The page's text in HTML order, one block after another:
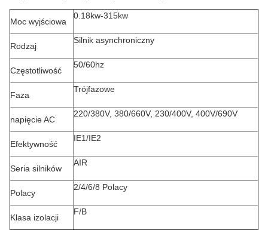
Moc wyjściowa
0.18kw-315kw
Rodzaj
Silnik asynchroniczny
Częstotliwość
50/60hz
Faza
Trójfazowe
napięcie AC
220/380V, 380/660V, 230/400V, 400V/690V
Efektywność
IE1/IE2
Seria silników
AIR
Polacy
2/4/6/8 Polacy
Klasa izolacji
F/B